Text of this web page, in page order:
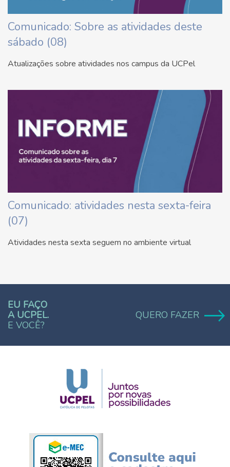
Comunicado: Sobre as atividades deste
sábado (08)
Atualizações sobre atividades nos campus da UCPel
Comunicado: atividades nesta sexta-feira
(07)
Atividades nesta sexta seguem no ambiente virtual
EU FAÇO
A UCPEL.
E VOCÊ?
QUERO FAZER